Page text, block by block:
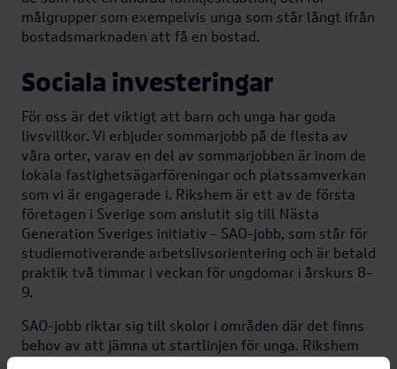
målgrupper som exempelvis unga som står långt ifrån
bostadsmarknaden att få en bostad.
Sociala investeringar
För oss är det viktigt att barn och unga har goda
livsvillkor. Vi erbjuder sommarjobb på de flesta av
våra orter, varav en del av sommarjobben är inom de
lokala fastighetsägarföreningar och platssamverkan
som vi är engagerade i. Rikshem är ett av de första
företagen i Sverige som anslutit sig till Nästa
Generation Sveriges initiativ - SAO-jobb, som står för
studiemotiverande arbetslivsorientering och är betald
praktik två timmar i veckan för ungdomar i årskurs 8–
9.
SAO-jobb riktar sig till skolor i områden där det finns
behov av att jämna ut startlinjen för unga. Rikshem